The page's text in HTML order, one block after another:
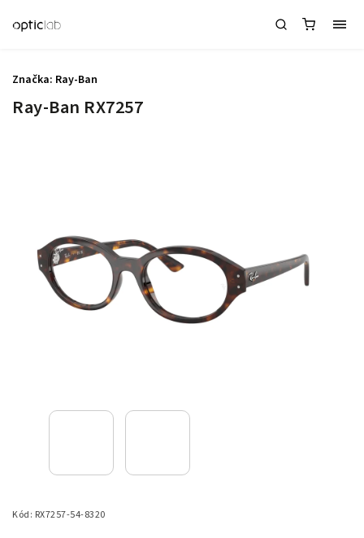
Ray-Ban RX7257
Kód: RX7257-54-8320
Značka: Ray-Ban